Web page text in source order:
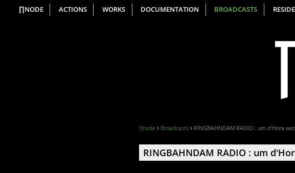
∏NODE ACTIONS WORKS DOCUMENTATION BROADCASTS
∏node Broadcasts RINGBAHNDAM RADIO : um d'Hora
RINGBAHNDAM RADIO : um